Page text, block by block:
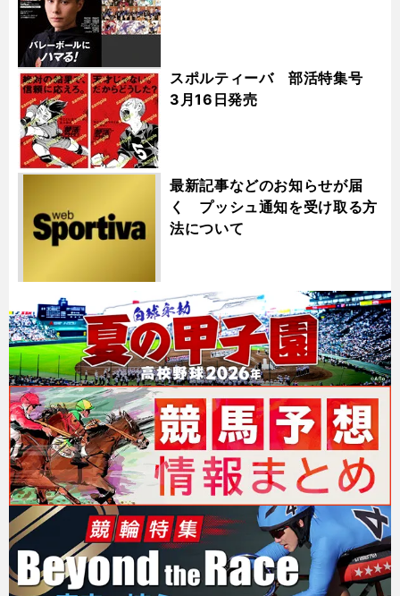
スポルティーバ 部活特集号
3月16日発売
最新記事などのお知らせが届
く プッシュ通知を受け取る方
法について